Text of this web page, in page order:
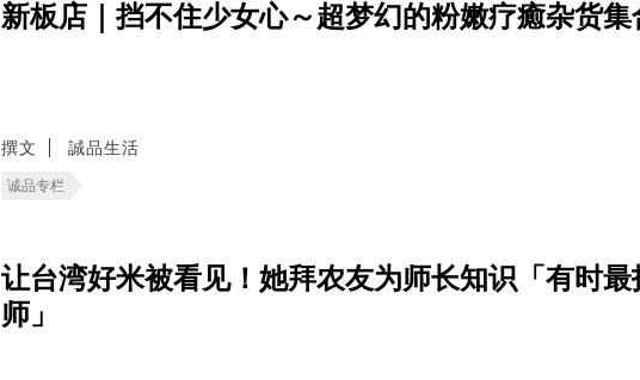
新板店｜挡不住少女心～超梦幻的粉嫩疗癒杂货
撰文 誠品生活
诚品专栏
让台湾好米被看见！她拜农友为师长知识「有时
师」